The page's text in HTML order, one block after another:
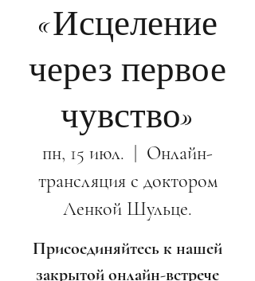
«Исцеление
через первое
чувство»
пн, 15 июл.
Онлайн-
трансляция с доктором
Ленкой Шульце.
Присоединяйтесь к нашей
закрытой онлайн-встрече